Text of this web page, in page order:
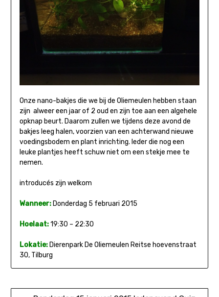
Onze nano-bakjes die we bij de Oliemeulen hebben staan
zijn alweer een jaar of 2 oud en zijn toe aan een algehele
opknap beurt. Daarom zullen we tijdens deze avond de
bakjes leeg halen, voorzien van een achterwand nieuwe
voedingsbodem en plant inrichting. Ieder die nog een
leuke plantjes heeft schuw niet om een stekje mee te
nemen.
introducés zijn welkom
Wanneer: Donderdag 5 februari 2015
Hoelaat:19:30 – 22:30
Lokatie:Dierenpark De Oliemeulen Reitse hoevenstraat
30, Tilburg
Bericht